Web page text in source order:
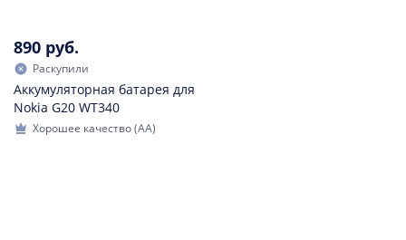
890 руб.
Раскупили
Аккумуляторная батарея для
Nokia G20 WT340
Хорошее качество (AA)